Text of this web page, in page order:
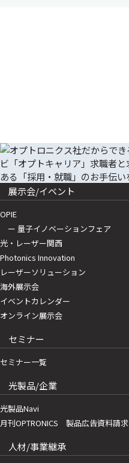
展示会/イベント
OPIE
ー 量子イノベーションフェア
光・レーザー関西
Photonics Innovation
レーザーソリューション
海外展示会
イベントカレンダー
オンライン展示会
セミナー
セミナー一覧
光製品/企業
光製品Navi
月刊OPTRONICS 製品広告資料請求
人材/事業継承